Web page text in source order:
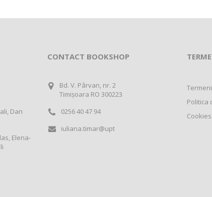
Dan
Elena-
CONTACT BOOKSHOP
Bd. V. Pârvan, nr. 2
Timișoara RO 300223
0256 40 47 94
iuliana.timar@upt
Politica
Cookies